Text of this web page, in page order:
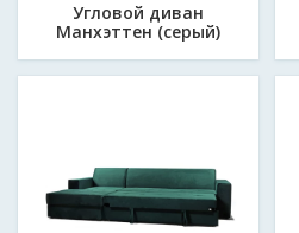
Угловой диван
Манхэттен (серый)